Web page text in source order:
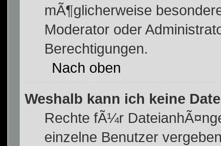
mÃ¶glicherweise
Moderator oder
Berechtigungen.
Nach oben
Weshalb kann ich keine
Rechte fÃ¼r
einzelne Benutzer